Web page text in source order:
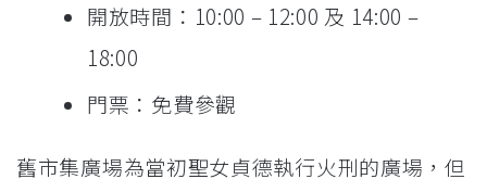
開放時間：10:00 – 12:00 及 14:00 –
18:00
門票：免費參觀
舊市集廣場為當初聖女貞德執行火刑的廣場，但